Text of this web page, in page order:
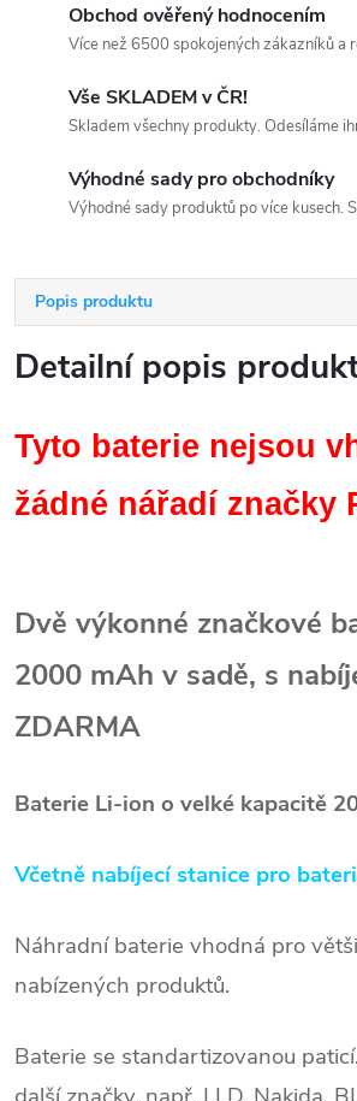
Obchod ověřený hodnocením
Více než 6500 spokojených zákazníků a
Vše SKLADEM v ČR!
Skladem všechny produkty. Odesíláme
Výhodné sady pro obchodníky
Výhodné sady produktů po více kusech.
Popis produktu
Detailní popis
Tyto baterie nejsou
žádné nářadí značky
Dvě výkonné značkové
2000 mAh v sadě, s
ZDARMA
Baterie Li-ion o velké kapacitě
Včetně nabíjecí stanice pro
Náhradní baterie vhodná pro
nabízených produktů.
Baterie se standartizovanou